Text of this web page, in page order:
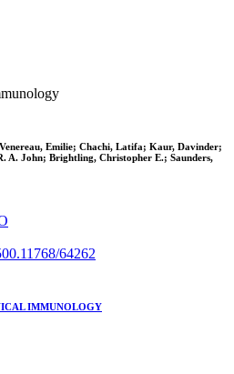
Emilie; Chachi, Latifa; Kaur, Davinder;
A. John; Brightling, Christopher E.; Saunders,
64262
IMMUNOLOGY